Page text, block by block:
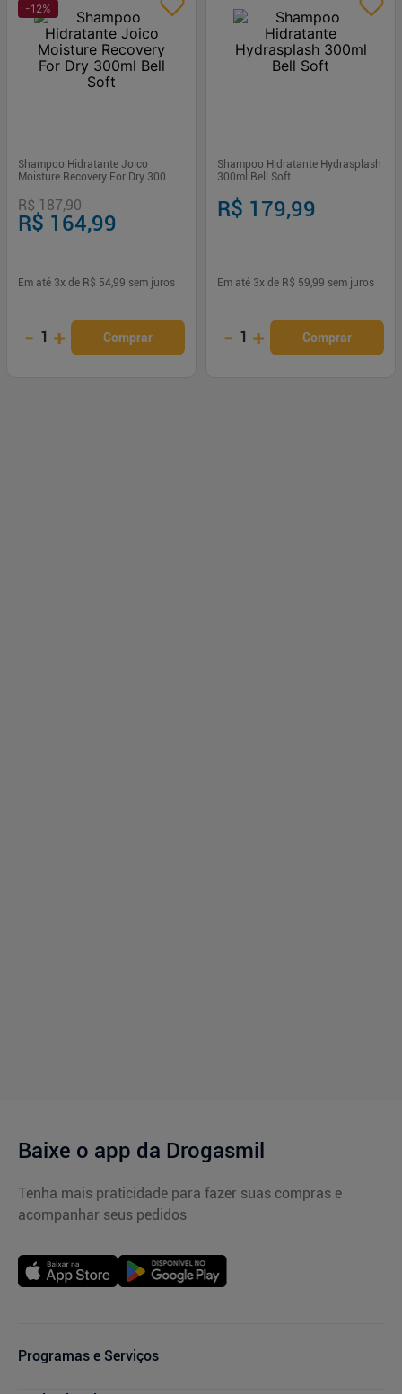
-12%
Shampoo Hidratante Joico
Moisture Recovery For Dry 300ml
R$ 187,90
R$ 164,99
Em até 3x de R$ 54,99 sem juros
- 1 + Comprar
Shampoo Hidratante Hydrasplash
300ml Bell Soft
R$ 179,99
Em até 3x de R$ 59,99 sem juros
- 1 + Comprar
Baixe o app da Drogasmil
Tenha mais praticidade para fazer suas compras e
acompanhar seus pedidos
Programas e Serviços